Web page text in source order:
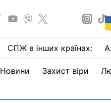
СПЖ в інших країнах:
Новини Захист віри